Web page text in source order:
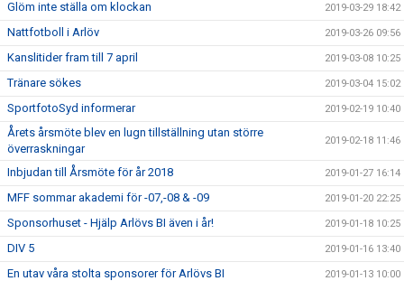
Glöm inte ställa om klockan 2019-03-29 18:42
Nattfotboll i Arlöv 2019-03-26 09:56
Kanslitider fram till 7 april 2019-03-08 10:25
Tränare sökes 2019-03-04 15:02
SportfotoSyd informerar 2019-02-19 10:40
Årets årsmöte blev en lugn tillställning utan större
överraskningar
2019-02-18 11:46
Inbjudan till Årsmöte för år 2018 2019-01-27 16:14
MFF sommar akademi för -07,-08 & -09 2019-01-20 22:25
Sponsorhuset - Hjälp Arlövs BI även i år! 2019-01-18 10:25
DIV 5 2019-01-16 13:40
En utav våra stolta sponsorer för Arlövs BI 2019-01-13 10:00